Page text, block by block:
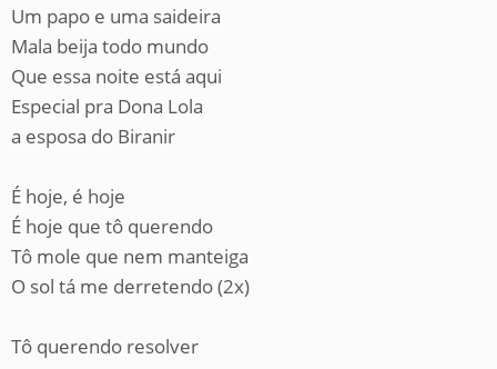
Um papo e uma saideira
Mala beija todo mundo
Que essa noite está aqui
Especial pra Dona Lola
a esposa do Biranir
É hoje, é hoje
É hoje que tô querendo
Tô mole que nem manteiga
O sol tá me derretendo (2x)
Tô querendo resolver